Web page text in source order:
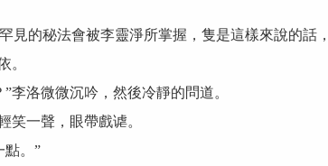
的秘法會被李靈淨所掌握，隻是這樣來說的話
。
洛微微沉吟，然後冷靜的問道。
一聲，眼帶戲谑。
。”